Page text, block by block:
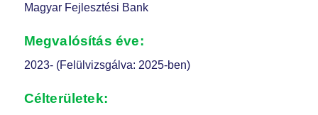
Magyar Fejlesztési Bank
Megvalósítás éve:
2023- (Felülvizsgálva: 2025-ben)
Célterületek: